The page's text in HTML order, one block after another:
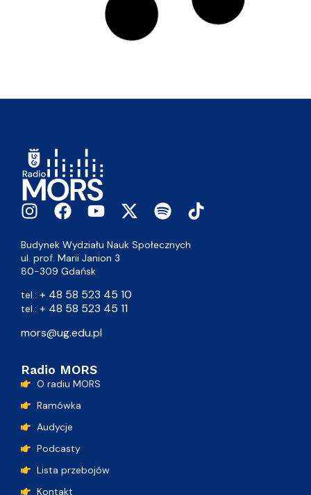
Ustawienia plików cookies
19.06.26
Kino Helios w Galerii Metropolia zaprasza w tym
tygodniu na 4, bardzo różne premiery. Najbardziej
Wolontariat, który rozwija Ciebie i
wspiera najmłodszych.
Szukasz doświadczenia poza salą wykładową?
Wolontariat w Akademii Przyszłości to szansa na
wsparcie dziecka w budowaniu wiary w siebie, ale także
okazja do rozwijania kompetencji...